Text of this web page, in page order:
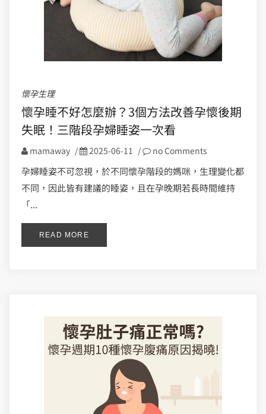
懷孕生理
懷孕睡不好怎麼辦？3個方法改善孕懷後期
失眠！三階段孕婦睡姿一次看
mamaway / 2025-06-11 / no Comments
孕婦睡姿不可忽視，於不同懷孕階段的媽咪，生理變化都
不同，因此皆有建議的睡姿，且在孕晚期若長時間維持
「...
READ MORE